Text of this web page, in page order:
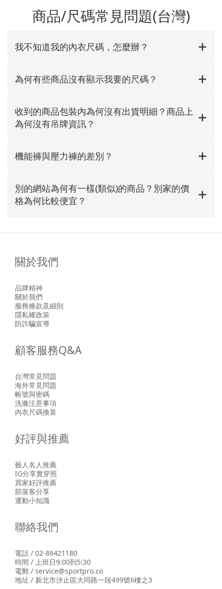
商品/尺碼常見問題(台灣)
我不知道我的內衣尺碼，怎麼辦？
為何有些商品沒有顯示我要的尺碼？
收到的商品包裝內為何沒有出貨明細？商品上
為何沒有吊牌資訊？
機能褲與壓力褲的差別？
別的網站為何有一樣(類似)的商品？別家的價
格為何比較便宜？
關於我們
品牌精神
關於我們
服務條款及細則
隱私權政策
防詐騙宣導
顧客服務Q&A
台灣常見問題
海外常見問題
帳號與密碼
洗滌注意事項
內衣尺碼換算
好評與推薦
藝人名人推薦
IG分享實穿照
買家好評推薦
部落客分享
運動小知識
聯絡我們
電話 / 02-86421180
時間 / 上班日9:00到5:30
電郵 / service@sportpro.co
地址 / 新北市汐止區大同路一段499號6樓之3